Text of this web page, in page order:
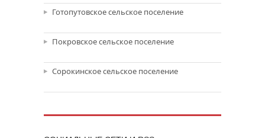
Готопутовское сельское поселение
Покровское сельское поселение
Сорокинское сельское поселение